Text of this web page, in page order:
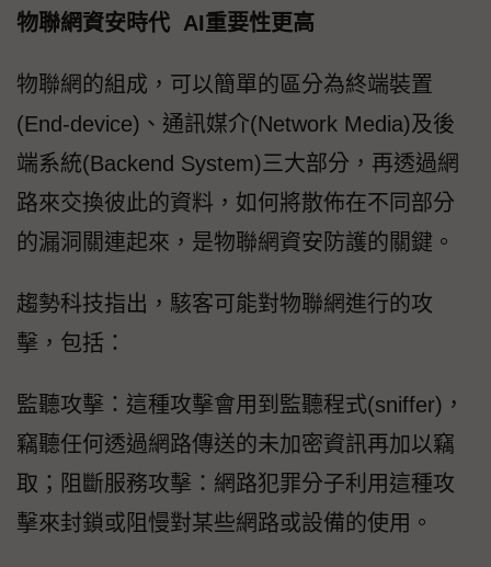
物聯網資安時代 AI重要性更高
物聯網的組成，可以簡單的區分為終端裝置
(End-device)、通訊媒介(Network Media)及後
端系統(Backend System)三大部分，再透過網
路來交換彼此的資料，如何將散佈在不同部分
的漏洞關連起來，是物聯網資安防護的關鍵。
趨勢科技指出，駭客可能對物聯網進行的攻
擊，包括：
監聽攻擊：這種攻擊會用到監聽程式(sniffer)，
竊聽任何透過網路傳送的未加密資訊再加以竊
取；阻斷服務攻擊：網路犯罪分子利用這種攻
擊來封鎖或阻慢對某些網路或設備的使用。